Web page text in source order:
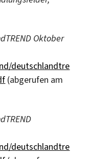
Oktober
deutschlandtre
(abgerufen am
deutschlandtre